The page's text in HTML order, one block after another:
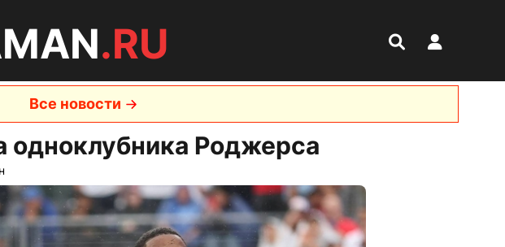
.RU
Все новости
одноклубника Роджерса